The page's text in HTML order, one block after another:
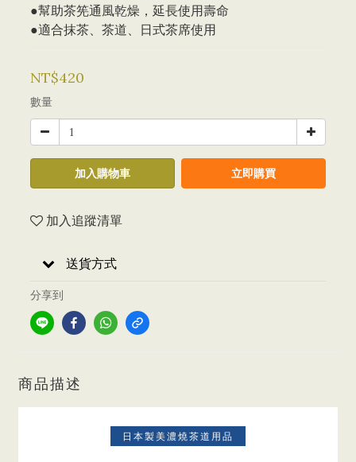
●幫助茶筅通風乾燥，延長使用壽命
●適合抹茶、茶道、日式茶席使用
NT$420
數量
加入購物車 立即購買
加入追蹤清單
送貨方式
分享到
商品描述
日本製美濃燒茶道用品